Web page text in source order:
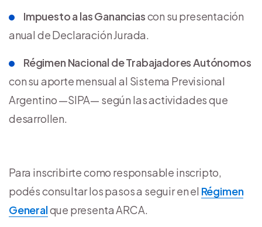
Impuesto a las Gananciascon su presentación
anual de Declaración Jurada.
Régimen Nacional de Trabajadores Autónomos
con su aporte mensual al Sistema Previsional
Argentino —SIPA— según las actividades que
desarrollen.
Para inscribirte como responsable inscripto,
podés consultar los pasos a seguir en el Régimen
Generalque presenta ARCA.